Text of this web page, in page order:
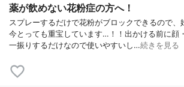
薬が飲めない花粉症の方へ！
スプレーするだけで花粉がブロックできるので、
今とっても重宝しています…！！出かける前に顔
一振りするだけなので使いやすいし…続きを見る